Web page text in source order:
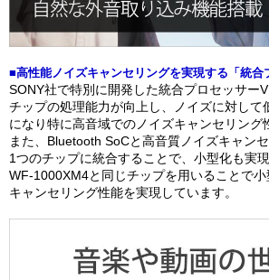
■高性能ノイズキャンセリングを実現する「統合
SONY社で特別に開発した統合プロセッサー
チップの処理能力が向上し、ノイズに対して
になり特に高音域でのノイズキャンセリング
また、Bluetooth SoCと高音質ノイズキャン
1つのチップに統合することで、小型化も実現
WF-1000XM4と同じチップを用いることで
キャンセリング性能を実現しています。